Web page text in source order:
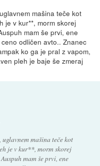
mašina teče kot
je v kur**, morm skorej
mam še prvi, ene
odličen avto.. Znanec
ko ga je pral z vapom,
pleh je baje še zmeraj
mašina teče kot
je v kur**, morm skorej
mam še prvi, ene